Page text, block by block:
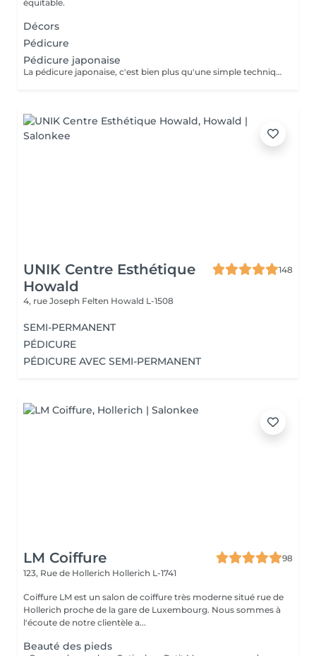
équitable.
Décors
Pédicure
Pédicure japonaise
La pédicure japonaise, c'est bien plus qu'une simple technique de soin des ongles. Le but, c'est vraiment de redonner de l'éclat et de la vitalité aux ongles. Des ingrédients naturels sont utilisés pour chouchouter les ongles et mettre en valeur leur beauté innée : - on nourrit et on renforce les ongles avec des produits comme la cire d'abeille, le lait de riz et le soja. - on utilise des outils spécifiques et des techniques toutes douces, comme un polissage délicat et l'application de pâtes riches en nutriments.
UNIK Centre Esthétique
Howald
148
4, rue Joseph Felten Howald L-1508
SEMI-PERMANENT
PÉDICURE
PÉDICURE AVEC SEMI-PERMANENT
LM Coiffure
98
123, Rue de Hollerich Hollerich L-1741
Coiffure LM est un salon de coiffure très moderne situé rue de
Hollerich proche de la gare de Luxembourg. Nous sommes à
l'écoute de notre clientèle a...
Beauté des pieds